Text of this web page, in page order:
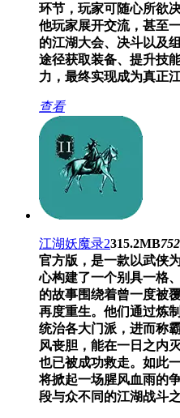
环节，玩家可随心所欲
他玩家展开交流，甚至
的江湖大会、决斗以及
途径获取装备、提升技
力，最终实现成为真正
查看
江湖妖魔录2315.2MB
官方版，是一款以武侠
心构建了一个别具一格
的故事围绕着曾一度被
再度重生。他们通过炼
统治各大门派，进而称
风丧胆，能在一日之内
也已被成功救走。如此
将掀起一场腥风血雨的
段与众不同的江湖战斗之